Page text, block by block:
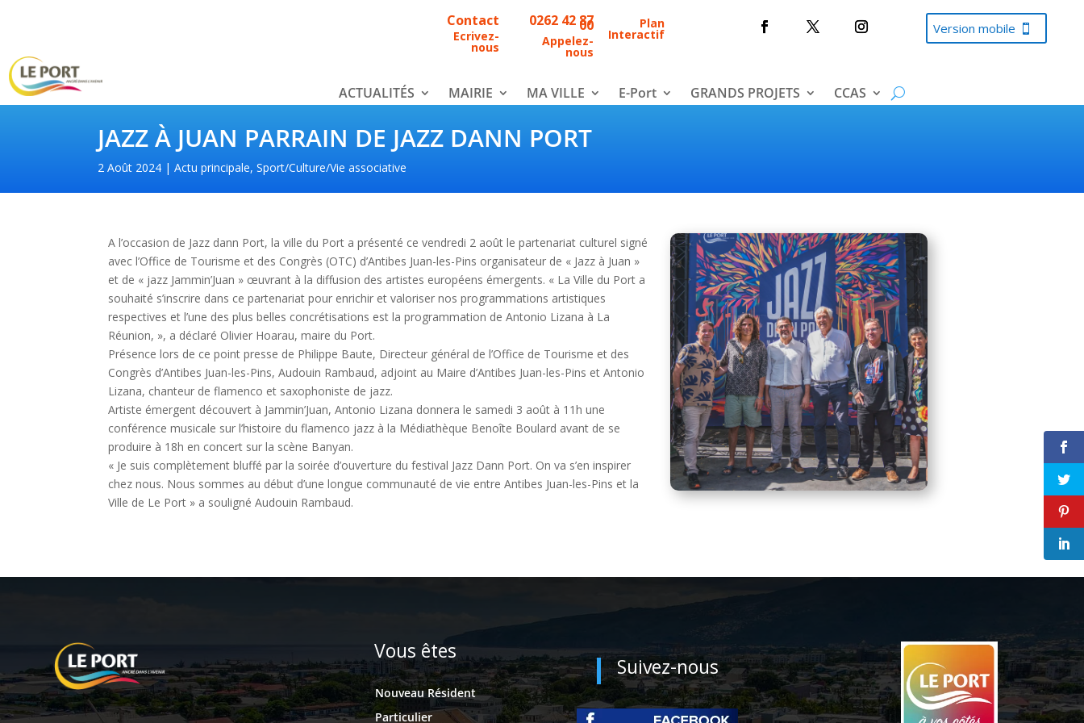
Contact
Ecrivez-
nous
0262 42 87
00
Appelez-
nous
Plan
Interactif Version mobile
ACTUALITÉS MAIRIE MA VILLE E-Port GRANDS PROJETS CCAS
JAZZ À JUAN PARRAIN DE JAZZ DANN PORT
2 Août 2024 Actu principale, Sport/Culture/Vie associative
A l’occasion de Jazz dann Port, la ville du Port a présenté ce vendredi 2 août le partenariat culturel signé
avec l’Office de Tourisme et des Congrès (OTC) d’Antibes Juan-les-Pins organisateur de « Jazz à Juan »
et de « jazz Jammin’Juan » œuvrant à la diffusion des artistes européens émergents. « La Ville du Port a
souhaité s’inscrire dans ce partenariat pour enrichir et valoriser nos programmations artistiques
respectives et l’une des plus belles concrétisations est la programmation de Antonio Lizana à La
Réunion, », a déclaré Olivier Hoarau, maire du Port.
Présence lors de ce point presse de Philippe Baute, Directeur général de l’Office de Tourisme et des
Congrès d’Antibes Juan-les-Pins, Audouin Rambaud, adjoint au Maire d’Antibes Juan-les-Pins et Antonio
Lizana, chanteur de flamenco et saxophoniste de jazz.
Artiste émergent découvert à Jammin’Juan, Antonio Lizana donnera le samedi 3 août à 11h une
conférence musicale sur l’histoire du flamenco jazz à la Médiathèque Benoîte Boulard avant de se
produire à 18h en concert sur la scène Banyan.
« Je suis complètement bluffé par la soirée d’ouverture du festival Jazz Dann Port. On va s’en inspirer
chez nous. Nous sommes au début d’une longue communauté de vie entre Antibes Juan-les-Pins et la
Ville de Le Port » a souligné Audouin Rambaud.
Vous êtes
Nouveau Résident
Particulier
Suivez-nous